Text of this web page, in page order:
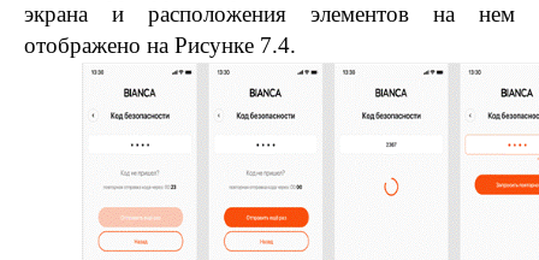
экрана и расположения элементов на нем
отображено на Рисунке 7.4.